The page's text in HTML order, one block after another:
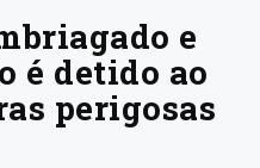
e
é detido ao
perigosas